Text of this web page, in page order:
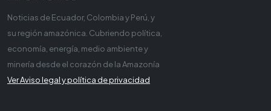
Noticias de Ecuador, Colombia y Perú, y
su región amazónica. Cubriendo política,
economía, energía, medio ambiente y
minería desde el corazón de la Amazonía
Ver Aviso legal y política de privacidad